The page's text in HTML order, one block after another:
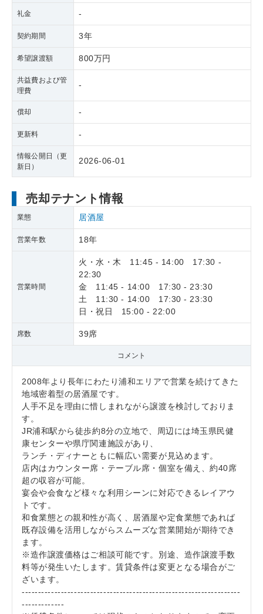
礼金 -
契約期間 3年
希望譲渡額 800万円
共益費および管
理費
-
償却 -
更新料 -
情報公開日（更
新日）
2026-06-01
売却テナント情報
業態 居酒屋
営業年数 18年
営業時間
火・水・木 11:45 - 14:00 17:30 -
22:30
金 11:45 - 14:00 17:30 - 23:30
土 11:30 - 14:00 17:30 - 23:30
日・祝日 15:00 - 22:00
席数 39席
コメント
2008年より長年にわたり浦和エリアで営業を続けてきた
地域密着型の居酒屋です。
人手不足を理由に惜しまれながら譲渡を検討しておりま
す。
JR浦和駅から徒歩約8分の立地で、周辺には埼玉県民健
康センターや県庁関連施設があり、
ランチ・ディナーともに幅広い需要が見込めます。
店内はカウンター席・テーブル席・個室を備え、約40席
超の収容が可能。
宴会や会食など様々な利用シーンに対応できるレイアウ
トです。
和食業態との親和性が高く、居酒屋や定食業態であれば
既存設備を活用しながらスムーズな営業開始が期待でき
ます。
※造作譲渡価格はご相談可能です。別途、造作譲渡手数
料等が発生いたします。賃貸条件は変更となる場合がご
ざいます。
-------------------------------------------------------------------
-------------